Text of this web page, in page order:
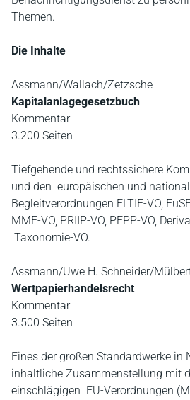
Themen.
Die Inhalte
Assmann/Wallach/Zetzsche
Kapitalanlagegesetzbuch
Kommentar
3.200 Seiten
Tiefgehende und rechtssichere
und den europäischen und
Begleitverordnungen ELTIF-VO,
MMF-VO, PRIIP-VO, PEPP-VO,
Taxonomie-VO.
Assmann/Uwe H. Schneider/
Wertpapierhandelsrecht
Kommentar
3.500 Seiten
Eines der großen Standardwerke in
inhaltliche Zusammenstellung mit
einschlägigen EU-Verordnungen